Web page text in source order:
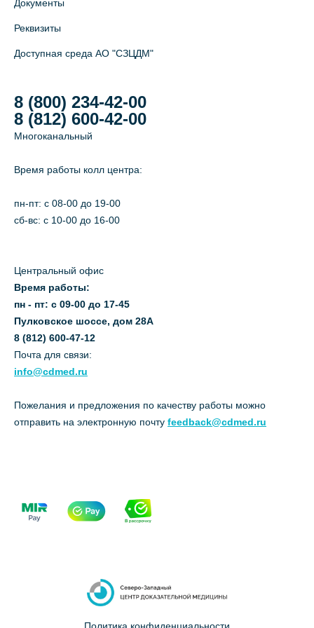
Документы
Реквизиты
Доступная среда АО "СЗЦДМ"
8 (800) 234-42-00
8 (812) 600-42-00
Многоканальный
Время работы колл центра:
пн-пт: c 08-00 до 19-00
сб-вс: с 10-00 до 16-00
Центральный офис
Время работы:
пн - пт: с 09-00 до 17-45
Пулковское шоссе, дом 28А
8 (812) 600-47-12
Почта для связи:
info@cdmed.ru
Пожелания и предложения по качеству работы можно
отправить на электронную почту feedback@cdmed.ru